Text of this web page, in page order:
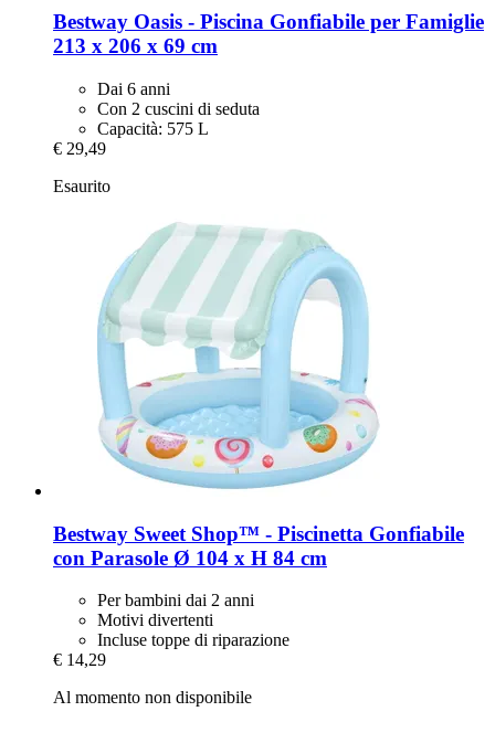
Bestway Oasis -​ Piscina Gonfiabile per Famiglie
213 x 206 x 69 cm
Dai 6 anni
Con 2 cuscini di seduta
Capacità: 575 L
€ 29,49
Esaurito
Bestway Sweet Shop™ -​ Piscinetta Gonfiabile
con Parasole Ø 104 x H 84 cm
Per bambini dai 2 anni
Motivi divertenti
Incluse toppe di riparazione
€ 14,29
Al momento non disponibile